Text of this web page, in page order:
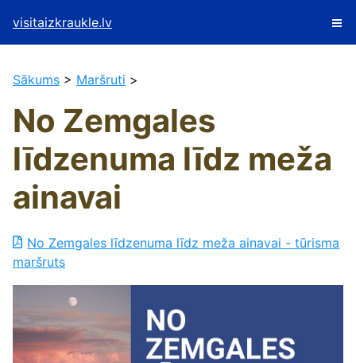
visitaizkraukle.lv
Sākums > Maršruti >
No Zemgales
līdzenuma līdz meža
ainavai
No Zemgales līdzenuma līdz meža ainavai - tūrisma
maršruts